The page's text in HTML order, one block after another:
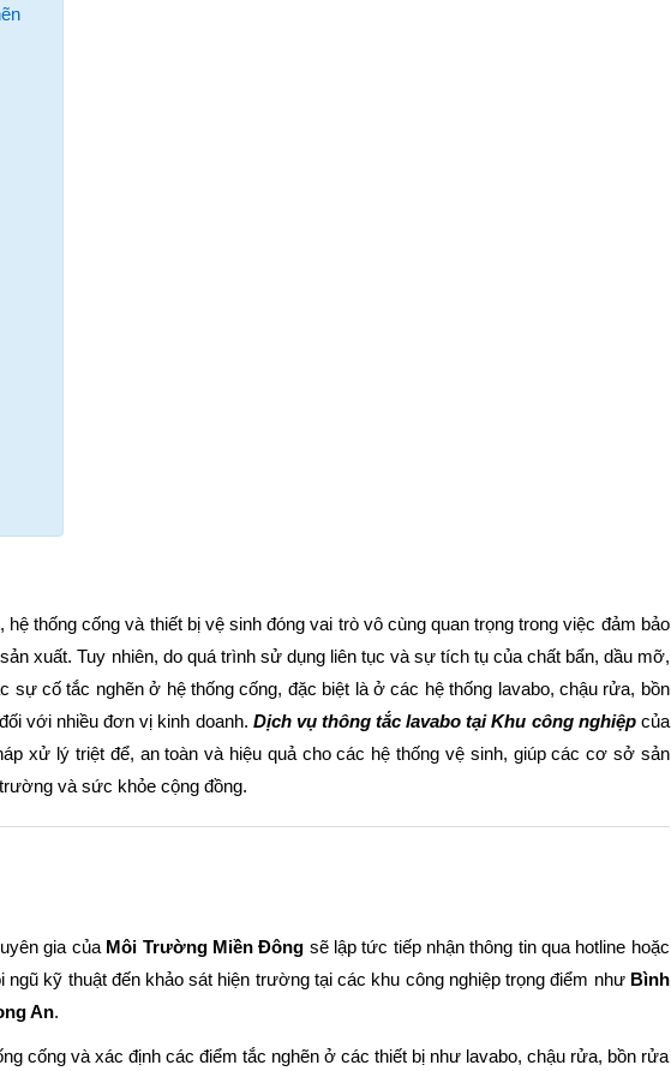
thống cống và thiết bị vệ sinh đóng vai trò vô cùng quan trọng trong việc đảm bảo
xuất. Tuy nhiên, do quá trình sử dụng liên tục và sự tích tụ của chất bẩn, dầu mỡ,
cố tắc nghẽn ở hệ thống cống, đặc biệt là ở các hệ thống lavabo, chậu rửa, bồn
với nhiều đơn vị kinh doanh. Dịch vụ thông tắc lavabo tại Khu công nghiệpcủa
xử lý triệt để, an toàn và hiệu quả cho các hệ thống vệ sinh, giúp các cơ sở sản
và sức khỏe cộng đồng.
gia của Môi Trường Miền Đông sẽ lập tức tiếp nhận thông tin qua hotline hoặc
kỹ thuật đến khảo sát hiện trường tại các khu công nghiệp trọng điểm như Bình
An.
cống và xác định các điểm tắc nghẽn ở các thiết bị như lavabo, chậu rửa, bồn rửa